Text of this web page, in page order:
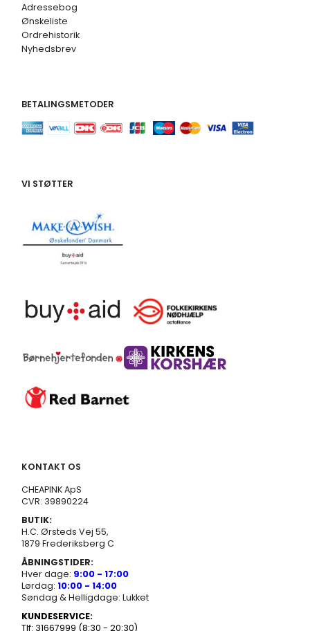
Adressebog
Ønskeliste
Ordrehistorik
Nyhedsbrev
BETALINGSMETODER
VI STØTTER
KONTAKT OS
CHEAPINK ApS
CVR: 39890224
BUTIK:
H.C. Ørsteds Vej 55,
1879 Frederiksberg C
ÅBNINGSTIDER:
Hver dage: 9:00 - 17:00
Lørdag: 10:00 - 14:00
Søndag & Helligdage: Lukket
KUNDESERVICE:
Tlf: 31667999 (8:30 - 20:30)